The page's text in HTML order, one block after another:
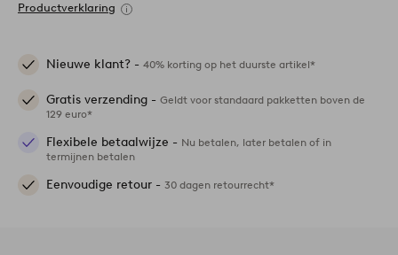
Productverklaring
Nieuwe klant? - 40% korting op het duurste artikel*
Gratis verzending - Geldt voor standaard pakketten boven de
129 euro*
Flexibele betaalwijze - Nu betalen, later betalen of in
termijnen betalen
Eenvoudige retour - 30 dagen retourrecht*